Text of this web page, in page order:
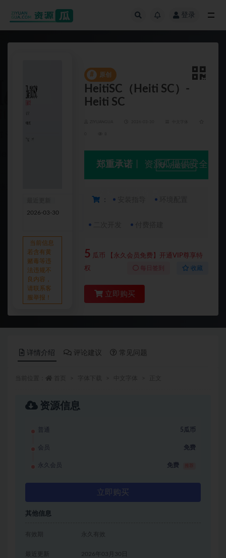
登录
2026-03-30
资源编
当前信息
若含有黄
赌毒等违
法违规不
良内容，
请联系客
服举报！
# 原创
HeitiSC（Heiti SC）-
Heiti SC
郑重承诺 丨 资源瓜提供安全
升级会员
：
5 瓜币
【永久会员免费】开通VIP尊享特
权
每日签到 收藏
立即购买
详情介绍 评论建议 常见问题
资源信息
普通 5瓜币
会员 免费
永久会员 免费
立即购买
其他信息
有效期 永久有效
2026年03月30日